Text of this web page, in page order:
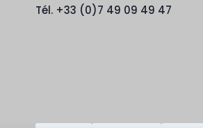
Tél. +33 (0)7 49 09 49 47